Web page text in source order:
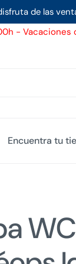
de las
- Vacaciones
Encuentra tu